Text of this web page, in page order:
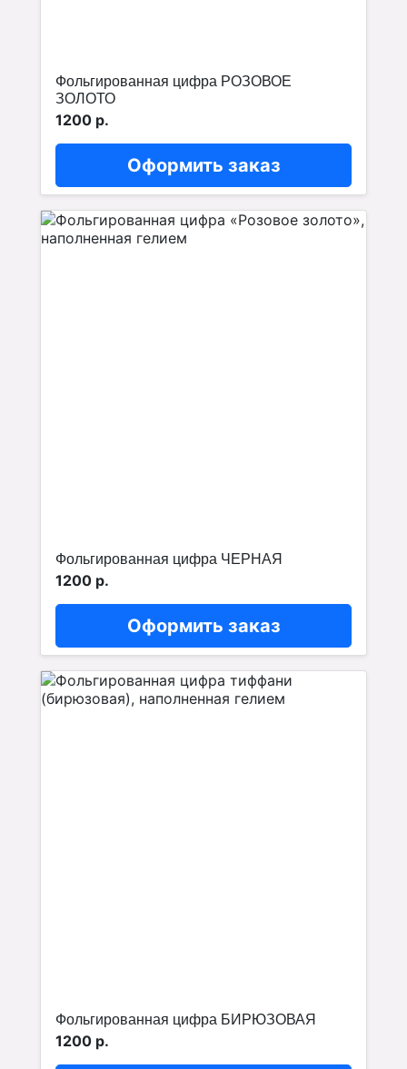
Фольгированная цифра РОЗОВОЕ
ЗОЛОТО
1200 р.
Оформить заказ
Фольгированная цифра ЧЕРНАЯ
1200 р.
Оформить заказ
Фольгированная цифра БИРЮЗОВАЯ
1200 р.